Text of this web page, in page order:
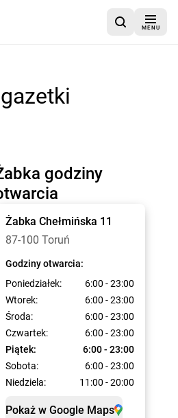
MENU
godziny
Żabka Chełmińska 11
87-100 Toruń
Godziny otwarcia:
Poniedziałek:
6:00 - 23:00
Wtorek:
6:00 - 23:00
Środa:
6:00 - 23:00
Czwartek:
6:00 - 23:00
Piątek:
6:00 - 23:00
Sobota:
6:00 - 23:00
Niedziela:
11:00 - 20:00
Pokaż w Google Maps